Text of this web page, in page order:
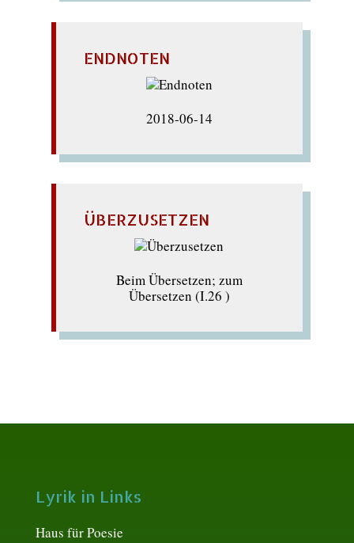
ENDNOTEN
2018-06-14
ÜBERZUSETZEN
Beim Übersetzen; zum
Übersetzen (I.26 )
Lyrik in Links
Haus für Poesie